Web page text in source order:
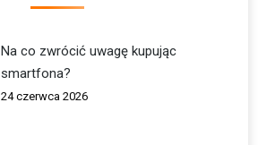
Na co zwrócić uwagę kupując
smartfona?
24 czerwca 2026